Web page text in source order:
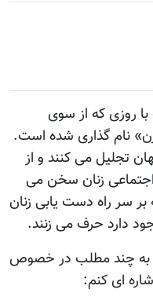
روزی که از سوی
نام گذاری شده است.
تجلیل می کنند و از
زنان سخن می
بر سر راه دست یابی زنان
دارد حرف می زنند.
به چند مطلب در خصوص
ای کنم: